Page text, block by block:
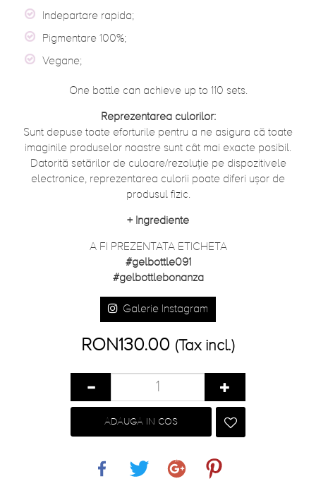
Indepartare rapida;
Pigmentare 100%;
Vegane;
One bottle can achieve up to 110 sets.
Reprezentarea culorilor:
Sunt depuse toate eforturile pentru a ne asigura că toate
imaginile produselor noastre sunt cât mai exacte posibil.
Datorită setărilor de culoare/rezoluție pe dispozitivele
electronice, reprezentarea culorii poate diferi ușor de
produsul fizic.
+ Ingrediente
A FI PREZENTATA ETICHETA
#gelbottle091
#gelbottlebonanza
Galerie Instagram
RON130.00 (Tax incl.)
ADAUGA IN COS